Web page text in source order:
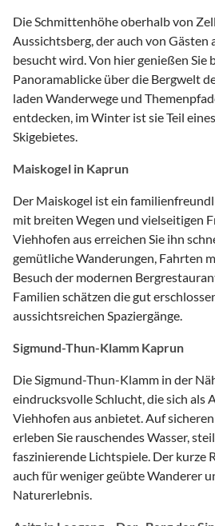
Die Schmittenhöhe oberhalb von
Aussichtsberg, der auch von Gästen
besucht wird. Von hier genießen Sie
Panoramablicke über die Bergwelt
laden Wanderwege und
entdecken, im Winter ist sie Teil
Skigebietes.
Maiskogel in Kaprun
Der Maiskogel ist ein
mit breiten Wegen und vielseitigen
Viehhofen aus erreichen Sie ihn
gemütliche Wanderungen, Fahrten
Besuch der modernen
Familien schätzen die gut
aussichtsreichen Spaziergänge.
Sigmund-Thun-Klamm Kaprun
Die Sigmund-Thun-Klamm in der
eindrucksvolle Schlucht, die sich als
Viehhofen aus anbietet. Auf
erleben Sie rauschendes Wasser,
faszinierende Lichtspiele. Der kurze
auch für weniger geübte Wanderer
Naturerlebnis.